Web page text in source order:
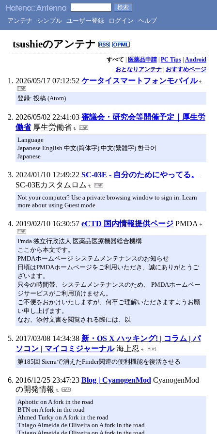
アンテナ シンプル ユーザー登録 ログイン ヘルプ
tsushieのアンテナ
すべて | 医薬品申請| PC Tips| Android
おとなりアンテナ| おすすめページ
2026/05/17 07:12:52 ケータイスマートフォンモバイル
登録: 投稿 (Atom)
2026/05/02 22:41:03 審議会・研究会等開催予定｜厚生労
働省 厚生労働省
Language
Japanese English 中文(简体字) 中文(繁體字) 한국어
Japanese
2024/01/10 12:49:22 SC-03E - 自分のためにやってる。
SC-03Eカスタムロム
Not your computer? Use a private browsing window to sign in. Learn
more about using Guest mode
2019/02/10 16:30:57 eCTD 国内情報提供ページ PMDA
Pmda 独立行政法人 医薬品医療機器総合機構
ここから本文です。
PMDAホームページ システムメンテナンスのお知らせ
日頃はPMDAホームページをご利用いただき、誠にありがとうご
ざいます。
只今の時間帯、システムメンテナンスのため、 PMDAホームペー
ジサービスがご利用頂けません。
ご不便をおかけいたしますが、何卒ご理解いただきますようお願
い申し上げます。
なお、添付文書を閲覧される際には、以
2017/03/08 14:34:38 新・OS X ハッキング! | コラム | パ
ソコン | マイコミジャーナル 海上忍
第185回 Sierraで消えたFinder関連の便利機能を復活させる
2016/12/25 23:47:23 Blog | CyanogenMod CyanogenMod
の開発情報
Aphotic on A fork in the road
BTN on A fork in the road
Ahmed Turky on A fork in the road
Thiago Almeida de Oliveira on A fork in the road